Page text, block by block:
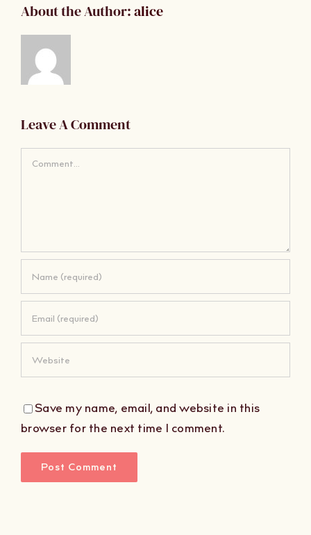
About the Author:alice
Leave A Comment
Comment
Save my name, email, and website in this
browser for the next time I comment.